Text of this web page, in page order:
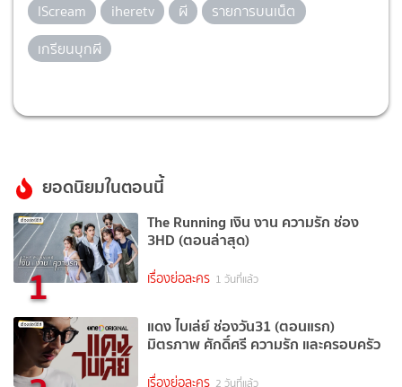
IScream iheretv ผี
รายการบนเน็ต
เกรียนบุกผี
ยอดนิยมในตอนนี้
1
The Running เงิน งาน ความรัก ช่อง
3HD (ตอนล่าสุด)
เรื่องย่อละคร 1 วันที่แล้ว
แดง ไบเล่ย์ ช่องวัน31 (ตอนแรก)
มิตรภาพ ศักดิ์ศรี ความรัก และครอบครัว